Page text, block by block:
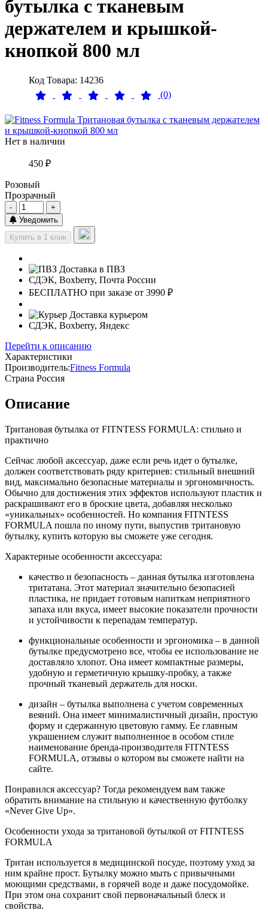
бутылка с тканевым
держателем и крышкой-
кнопкой 800 мл
Код Товара: 14236
(0)
Нет в наличии
450 ₽
Розовый
Прозрачный
-
+
Уведомить
Купить в 1 клик
Доставка в ПВЗ
СДЭК, Boxberry, Почта России
БЕСПЛАТНО при заказе от 3990 ₽
Доставка курьером
СДЭК, Boxberry, Яндекс
Перейти к описанию
Характеристики
Производитель:Fitness Formula
Страна Россия
Описание
Тритановая бутылка от FITNTESS FORMULA: стильно и
практично
Сейчас любой аксессуар, даже если речь идет о бутылке,
должен соответствовать ряду критериев: стильный внешний
вид, максимально безопасные материалы и эргономичность.
Обычно для достижения этих эффектов используют пластик и
раскрашивают его в броские цвета, добавляя несколько
«уникальных» особенностей. Но компания FITNTESS
FORMULA пошла по иному пути, выпустив тритановую
бутылку, купить которую вы сможете уже сегодня.
Характерные особенности аксессуара:
качество и безопасность – данная бутылка изготовлена
тритатана. Этот материал значительно безопасней
пластика, не придает готовым напиткам неприятного
запаха или вкуса, имеет высокие показатели прочности
и устойчивости к перепадам температур.
функциональные особенности и эргономика – в данной
бутылке предусмотрено все, чтобы ее использование не
доставляло хлопот. Она имеет компактные размеры,
удобную и герметичную крышку-пробку, а также
прочный тканевый держатель для носки.
дизайн – бутылка выполнена с учетом современных
веяний. Она имеет минималистичный дизайн, простую
форму и сдержанную цветовую гамму. Ее главным
украшением служит выполненное в особом стиле
наименование бренда-производителя FITNTESS
FORMULA, отзывы о котором вы сможете найти на
сайте.
Понравился аксессуар? Тогда рекомендуем вам также
обратить внимание на стильную и качественную футболку
«Never Give Up».
Особенности ухода за тритановой бутылкой от FITNTESS
FORMULA
Тритан используется в медицинской посуде, поэтому уход за
ним крайне прост. Бутылку можно мыть с привычными
моющими средствами, в горячей воде и даже посудомойке.
При этом она сохранит свой первоначальный блеск и
свойства.